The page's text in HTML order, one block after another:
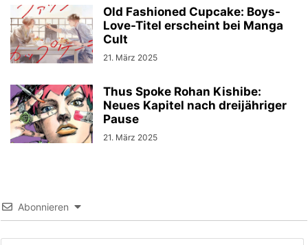
Old Fashioned Cupcake: Boys-
Love-Titel erscheint bei Manga
Cult
21. März 2025
Thus Spoke Rohan Kishibe:
Neues Kapitel nach dreijähriger
Pause
21. März 2025
Abonnieren